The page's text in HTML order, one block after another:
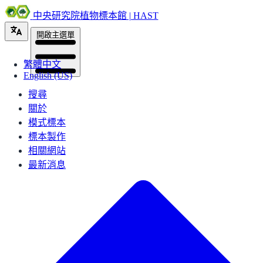
中央研究院植物標本館 | HAST
繁體中文
English (US)
開啟主選單
搜尋
關於
模式標本
標本製作
相關網站
最新消息